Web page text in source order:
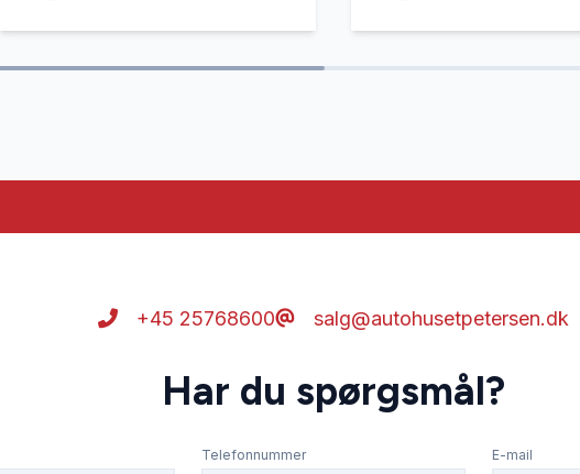
+45 25768600 salg@autohusetpetersen.dk
Har du spørgsmål?
Telefonnummer E-mail